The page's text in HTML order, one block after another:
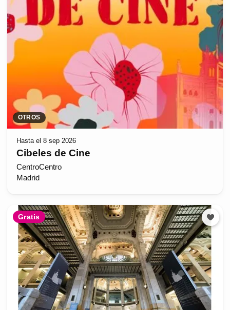
OTROS
Hasta el 8 sep 2026
Cibeles de Cine
CentroCentro
Madrid
Gratis